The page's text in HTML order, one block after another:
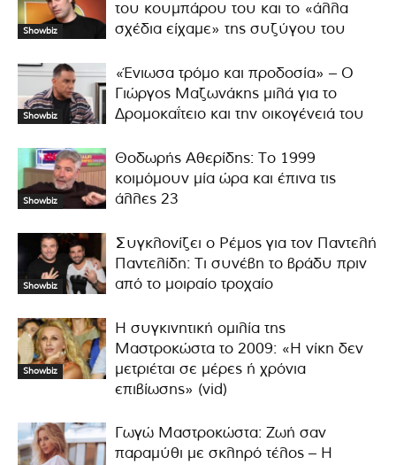
Showbiz
του κουμπάρου του και το «άλλα
σχέδια είχαμε» της συζύγου του
Showbiz
«Ένιωσα τρόμο και προδοσία» – Ο
Γιώργος Μαζωνάκης μιλά για το
Δρομοκαΐτειο και την οικογένειά του
Showbiz
Θοδωρής Αθερίδης: Το 1999
κοιμόμουν μία ώρα και έπινα τις
άλλες 23
Showbiz
Συγκλονίζει ο Ρέμος για τον Παντελή
Παντελίδη: Τι συνέβη το βράδυ πριν
από το μοιραίο τροχαίο
Showbiz
Η συγκινητική ομιλία της
Μαστροκώστα το 2009: «Η νίκη δεν
μετριέται σε μέρες ή χρόνια
επιβίωσης» (vid)
Γωγώ Μαστροκώστα: Ζωή σαν
παραμύθι με σκληρό τέλος – Η